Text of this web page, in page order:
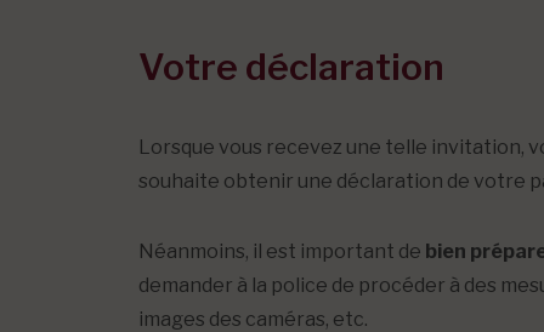
Votre déclaration
Lorsque vous recevez une telle invitation,
souhaite obtenir une déclaration de votre
Néanmoins, il est important de bien
demander à la police de procéder à des
images des caméras, etc.